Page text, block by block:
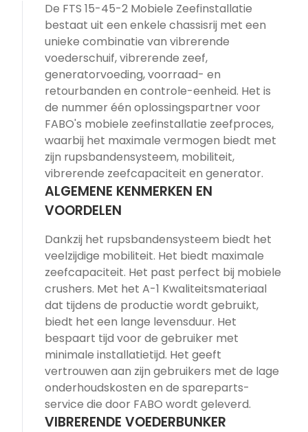
De FTS 15-45-2 Mobiele Zeefinstallatie
bestaat uit een enkele chassisrij met een
unieke combinatie van vibrerende
voederschuif, vibrerende zeef,
generatorvoeding, voorraad- en
retourbanden en controle-eenheid. Het is
de nummer één oplossingspartner voor
FABO's mobiele zeefinstallatie zeefproces,
waarbij het maximale vermogen biedt met
zijn rupsbandensysteem, mobiliteit,
vibrerende zeefcapaciteit en generator.
ALGEMENE KENMERKEN EN
VOORDELEN
Dankzij het rupsbandensysteem biedt het
veelzijdige mobiliteit. Het biedt maximale
zeefcapaciteit. Het past perfect bij mobiele
crushers. Met het A-1 Kwaliteitsmateriaal
dat tijdens de productie wordt gebruikt,
biedt het een lange levensduur. Het
bespaart tijd voor de gebruiker met
minimale installatietijd. Het geeft
vertrouwen aan zijn gebruikers met de lage
onderhoudskosten en de spareparts-
service die door FABO wordt geleverd.
VIBRERENDE VOEDERBUNKER